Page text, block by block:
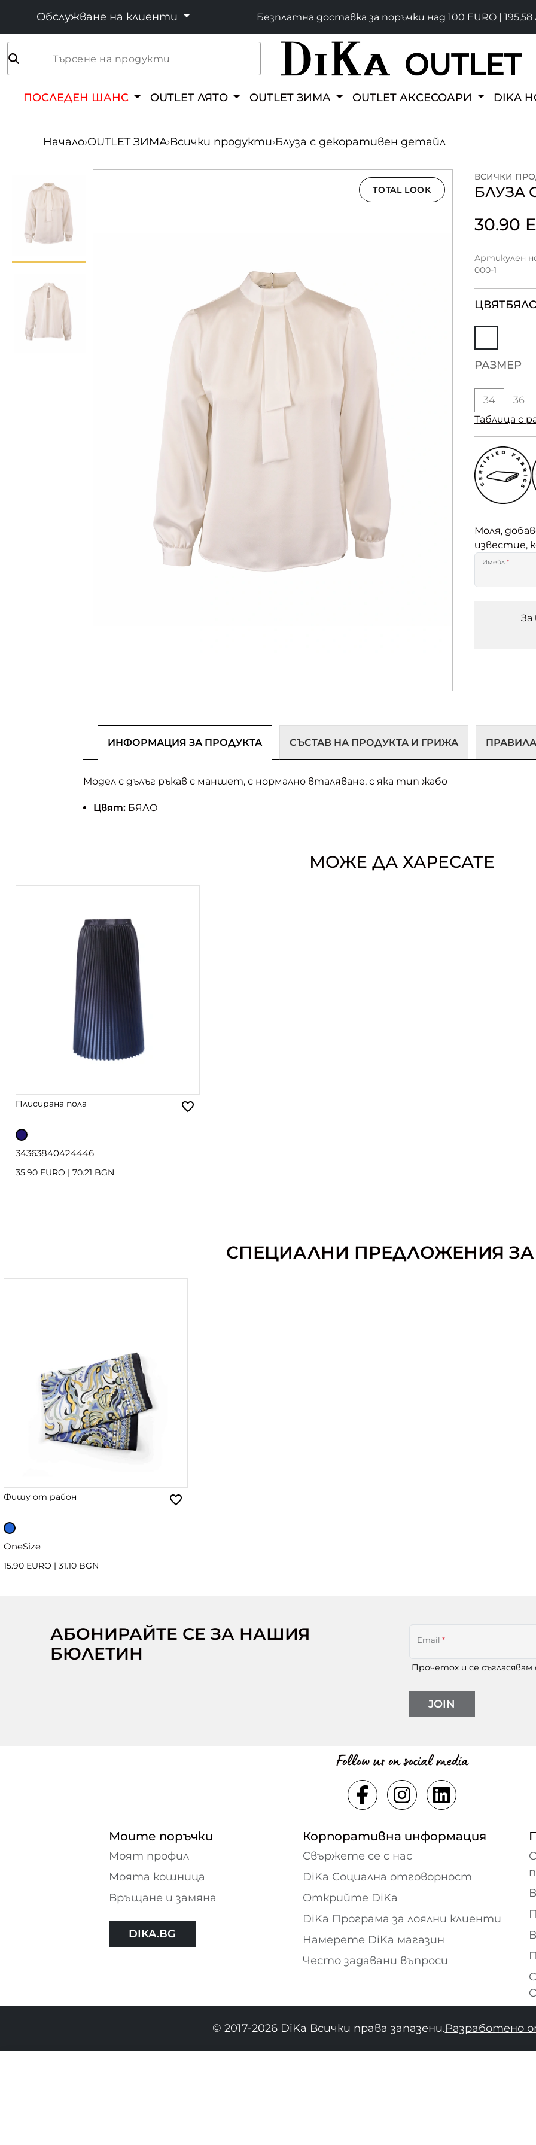
Обслужване на клиенти Безплатна доставка за поръчки над 100 EURO | 195,58
Търсене на продукти
ПОСЛЕДЕН ШАНС OUTLET ЛЯТО OUTLET ЗИМА OUTLET АКСЕСОАРИ DIKA
Начало›OUTLET ЗИМА›Всички продукти›Блуза с декоративен детайл
TOTAL LOOK
ВСИЧКИ
БЛУЗА
30.90
Артикулен
000-1
ЦВЯТ
РАЗМЕР
34
36
Таблица с
Моля,
известие,
Имейл *
За
ИНФОРМАЦИЯ ЗА ПРОДУКТА СЪСТАВ НА ПРОДУКТА И ГРИЖА
Модел с дълъг ръкав с маншет, с нормално вталяване, с яка тип жабо
Цвят: БЯЛО
МОЖЕ ДА ХАРЕСАТЕ
Плисирана пола
34363840424446
35.90 EURO |70.21 BGN
СПЕЦИАЛНИ ПРЕДЛОЖЕНИЯ
Фишу от район
OneSize
15.90 EURO | 31.10 BGN
АБОНИРАЙТЕ СЕ ЗА НАШИЯ
БЮЛЕТИН
Email *
Прочетох и се съгласявам
JOIN
Follow us on social media
Моите поръчки
Моят профил
Моята кошница
Връщане и замяна
DIKA.BG
Корпоративна информация
Свържете се с нас
DiKa Социална отговорност
Открийте DiKa
DiKa Програма за лоялни клиенти
Намерете DiKa магазин
Често задавани въпроси
© 2017-2026 DiKa Всички права запазени.Разработено